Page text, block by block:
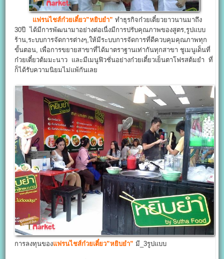
แฟรนไชส์ก๋วยเตี๋ยว”หยิบยำ” ทำธุรกิจก๋วยเตี๋ยวยาวนานมาถึง
30ปี ได้มีการพัฒนามาอย่างต่อเนื่งมีการปรับคุณภาพของสูตร,รูปแบบ
ร้าน,ระบบการจัดการต่างๆ,ให้มีระบบการจัดการที่ดีควบคุมคุณภาพทุก
ขั้นตอน, เพื่อการขยายสาขาที่ได้มาตราฐานเท่ากันทุกสาขา ชูเมนูเด็นที่
ก๋วยเตี๋ยวต้มมะนาว และมีเมนูฟิวชั่นอย่างก๋วยเตี๋ยวเย็นตาโฟรสต้มยำ ที่
ก็ได้รับความนิยมไม่แพ้กันเลย
การลงทุนของแฟรนไชส์ก๋วยเตี๋ยว”หยิบยำ” มี_3รูปแบบ